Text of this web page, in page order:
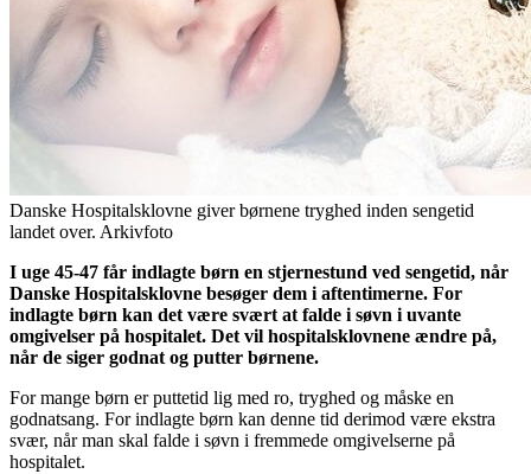
Danske Hospitalsklovne giver børnene tryghed inden sengetid
landet over. Arkivfoto
I uge 45-47 får indlagte børn en stjernestund ved sengetid, når
Danske Hospitalsklovne besøger dem i aftentimerne. For
indlagte børn kan det være svært at falde i søvn i uvante
omgivelser på hospitalet. Det vil hospitalsklovnene ændre på,
når de siger godnat og putter børnene.
For mange børn er puttetid lig med ro, tryghed og måske en
godnatsang. For indlagte børn kan denne tid derimod være ekstra
svær, når man skal falde i søvn i fremmede omgivelserne på
hospitalet.